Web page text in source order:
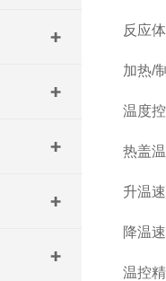
反应
加热/
温度
热盖
升温
降温
温控